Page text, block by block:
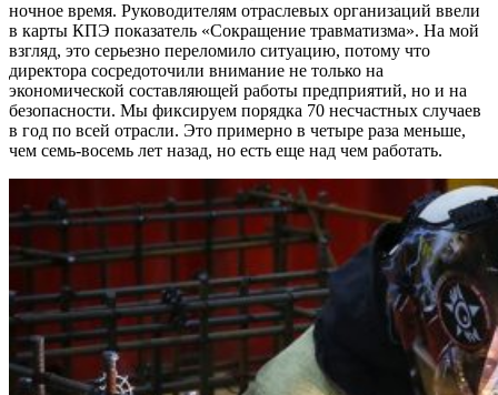
ночное время. Руководителям отраслевых организаций ввели
в карты КПЭ показатель «Сокращение травматизма». На мой
взгляд, это серьезно переломило ситуацию, потому что
директора сосредоточили внимание не только на
экономической составляющей работы предприятий, но и на
безопасности. Мы фиксируем порядка 70 несчастных случаев
в год по всей отрасли. Это примерно в четыре раза меньше,
чем семь-восемь лет назад, но есть еще над чем работать.